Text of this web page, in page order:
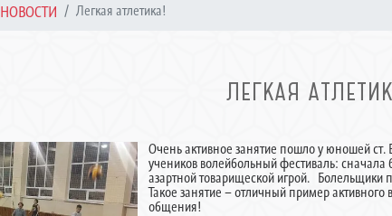
НОВОСТИ Легкая атлетика!
ЛЕГКАЯ
Очень активное занятие пошло у юношей
учеников волейбольный фестиваль: сначала
азартной товарищеской игрой. Болельщики
Такое занятие – отличный пример
общения!